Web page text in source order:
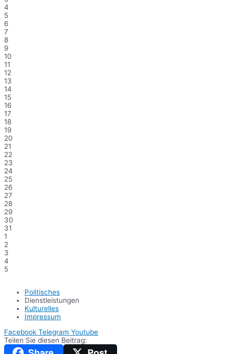
4
5
6
7
8
9
10
11
12
13
14
15
16
17
18
19
20
21
22
23
24
25
26
27
28
29
30
31
1
2
3
4
5
Politisches
Dienstleistungen
Kulturelles
Impressum
Facebook Telegram Youtube
Teilen Sie diesen Beitrag: